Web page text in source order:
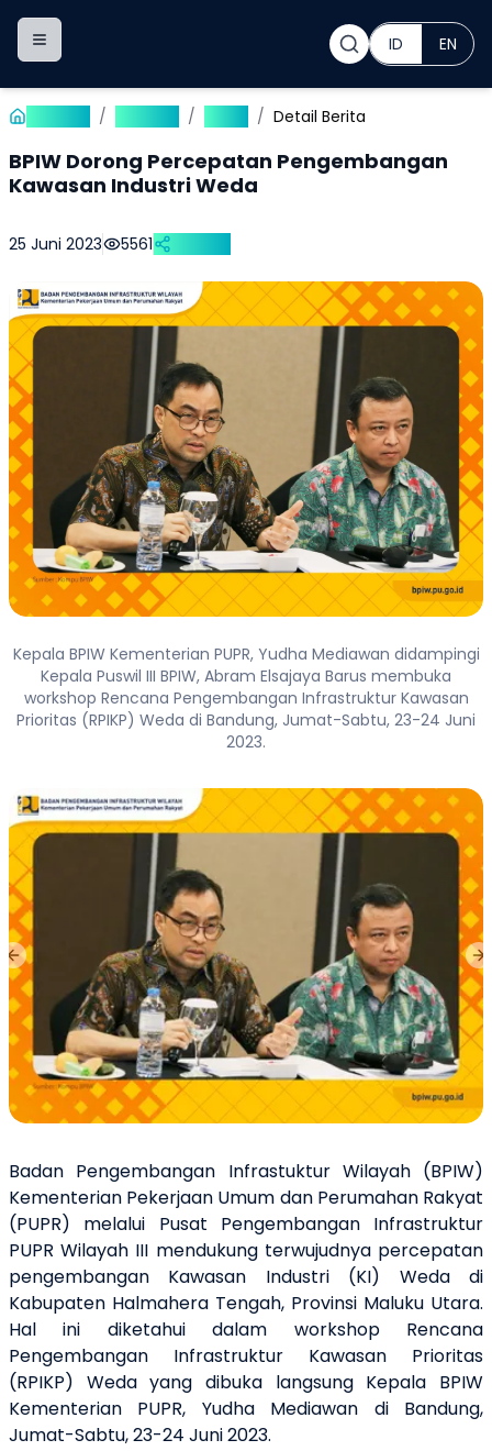
Toggle navigation menu ID EN
/ / / Detail Berita
BPIW Dorong Percepatan Pengembangan
Kawasan Industri Weda
25 Juni 2023 5561
Kepala BPIW Kementerian PUPR, Yudha Mediawan didampingi
Kepala Puswil III BPIW, Abram Elsajaya Barus membuka
workshop Rencana Pengembangan Infrastruktur Kawasan
Prioritas (RPIKP) Weda di Bandung, Jumat-Sabtu, 23-24 Juni
2023.
Previous slide
Badan Pengembangan Infrastuktur Wilayah (BPIW)
Kementerian Pekerjaan Umum dan Perumahan Rakyat
(PUPR) melalui Pusat Pengembangan Infrastruktur
PUPR Wilayah III mendukung terwujudnya percepatan
pengembangan Kawasan Industri (KI) Weda di
Kabupaten Halmahera Tengah, Provinsi Maluku Utara.
Hal ini diketahui dalam workshop Rencana
Pengembangan Infrastruktur Kawasan Prioritas
(RPIKP) Weda yang dibuka langsung Kepala BPIW
Kementerian PUPR, Yudha Mediawan di Bandung,
Jumat-Sabtu, 23-24 Juni 2023.